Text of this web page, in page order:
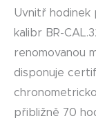
Uvnitř hodinek
kalibr BR-
renomovanou
disponuje
přibližně 70